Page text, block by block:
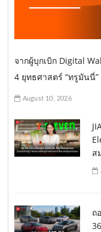
จากผู้บุกเบิก Digital
4 ยุทธศาสตร์ “ทรูมันนี่”
August 10, 2026
ส
ถ